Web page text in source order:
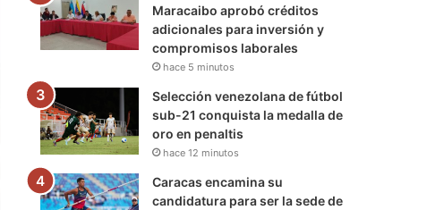
Maracaibo aprobó créditos
adicionales para inversión y
compromisos laborales
hace 5 minutos
Selección venezolana de fútbol
sub-21 conquista la medalla de
oro en penaltis
hace 12 minutos
Caracas encamina su
candidatura para ser la sede de